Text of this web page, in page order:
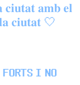
𝐚𝐦𝐛 𝐞𝐥
𝐜𝐢𝐮𝐭𝐚𝐭 🤍
𝗜 𝗡𝗢